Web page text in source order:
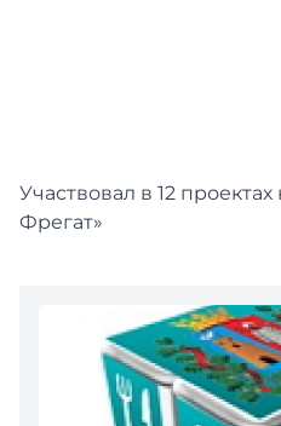
Участвовал в 12
Фрегат»